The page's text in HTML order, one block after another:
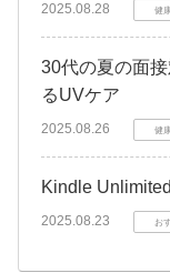
2025.08.28 健
30代の夏の面
るUVケア
2025.08.26 健
Kindle
2025.08.23 お